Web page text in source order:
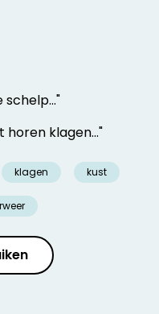
schelp..."
horen klagen..."
klagen kust